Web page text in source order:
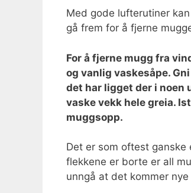
Med gode lufterutiner
gå frem for å fjerne
For å fjerne mugg fra
og vanlig vaskesåpe.
det har ligget der i noen
vaske vekk hele greia.
muggsopp.
Det er som oftest ganske
flekkene er borte er all
unngå at det kommer